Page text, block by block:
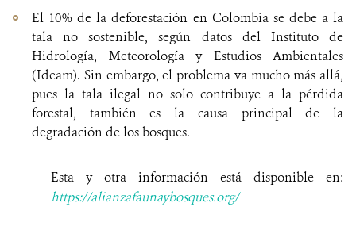
El 10% de la deforestación en Colombia se debe a la
tala no sostenible, según datos del Instituto de
Hidrología, Meteorología y Estudios Ambientales
(Ideam). Sin embargo, el problema va mucho más allá,
pues la tala ilegal no solo contribuye a la pérdida
forestal, también es la causa principal de la
degradación de los bosques.
Esta y otra información está disponible en:
https://alianzafaunaybosques.org/